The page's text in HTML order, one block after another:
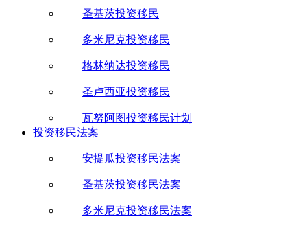
圣基茨投资移民
多米尼克投资移民
格林纳达投资移民
圣卢西亚投资移民
瓦努阿图投资移民计划
投资移民法案
安提瓜投资移民法案
圣基茨投资移民法案
多米尼克投资移民法案